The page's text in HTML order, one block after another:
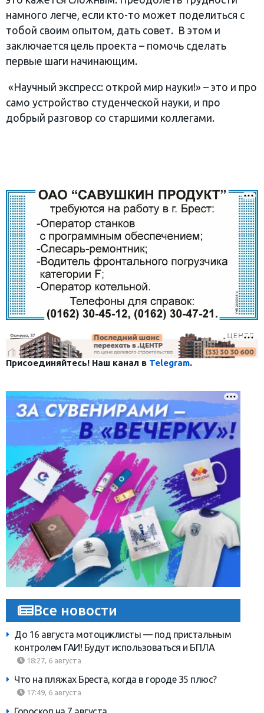
намного легче, если кто-то может поделиться с
тобой своим опытом, дать совет. В этом и
заключается цель проекта – помочь сделать
первые шаги начинающим.
«Научный экспресс: открой мир науки!» – это и про
само устройство студенческой науки, и про
добрый разговор со старшими коллегами.
Присоединяйтесь! Наш канал в Telegram.
Все новости
До 16 августа мотоциклисты — под пристальным
контролем ГАИ! Будут использоваться и БПЛА
18:27, 6 августа
Что на пляжах Бреста, когда в городе 35 плюс?
17:49, 6 августа